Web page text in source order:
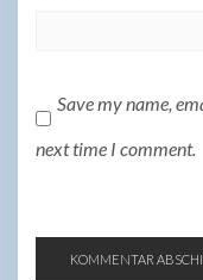
Save my name,
next time I comment.